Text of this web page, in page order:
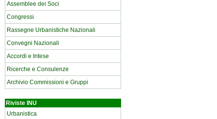
Assemblee dei Soci
Congressi
Rassegne Urbanistiche Nazionali
Convegni Nazionali
Accordi e Intese
Ricerche e Consulenze
Archivio Commissioni e Gruppi
Riviste INU
Urbanistica